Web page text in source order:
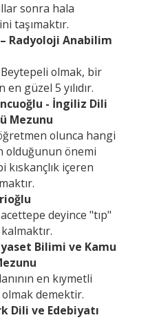
sonra hala
taşımaktır.
Radyoloji Anabilim
olmak, bir
en güzel 5 yılıdır.
- İngiliz Dili
Mezunu
olunca hangi
olduğunun önemi
içeren
deyince "tıp"
Bilimi ve Kamu
en kıymetli
demektir.
Dili ve Edebiyatı